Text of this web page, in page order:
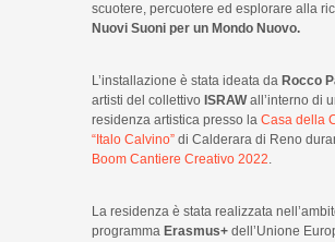
scuotere, percuotere ed esplorare alla
Nuovi Suoni per un Mondo Nuovo.
L’installazione è stata ideata da Rocco
artisti del collettivo ISRAWall’interno di
residenza artistica presso la Casa della
“Italo Calvino” di Calderara di Reno
Boom Cantiere Creativo 2022.
La residenza è stata realizzata
programma Erasmus+ dell’Unione